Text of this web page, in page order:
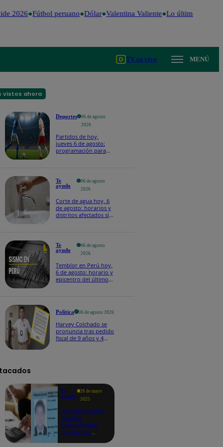
2026 Fútbol peruano Dólar Valentina Valiente Lo último
TV en vivo MENÚ
vistos ahora
Deportes
06 de agosto
2026
Partidos de hoy,
jueves 6 de agosto:
programación para
Te
ayudo
06 de agosto
2026
Corte de agua hoy, 6
de agosto: horarios y
distritos afectados sin
Te
ayudo
06 de agosto
2026
Temblor en Perú hoy,
6 de agosto: horario y
epicentro del último
Política 06 de agosto 2026
Harvey Colchado se
pronuncia tras pedido
fiscal de 9 años y 4
Te
ayudo
26 de mayo
2025
Revisa si tienes
deudas
consultando
con tu DNI: